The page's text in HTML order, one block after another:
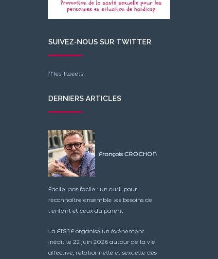
SUIVEZ-NOUS SUR TWITTER
Mes Tweets
DERNIERS ARTICLES
François CROCHON
Facile, pas facile : un outil pour
reconnaître ensemble les besoins de
l’enfant et ceux du parent
La FISAF organise un événement
inédit le 22 juin 2026 autour de la vie
affective, relationnelle et sexuelle des